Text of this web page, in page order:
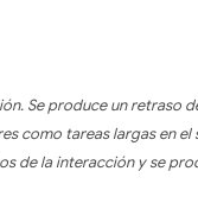
Se produce un retraso
como tareas largas en
de la interacción y se